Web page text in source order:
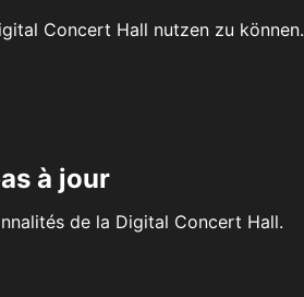
Concert Hall nutzen zu können.
à jour
de la Digital Concert Hall.